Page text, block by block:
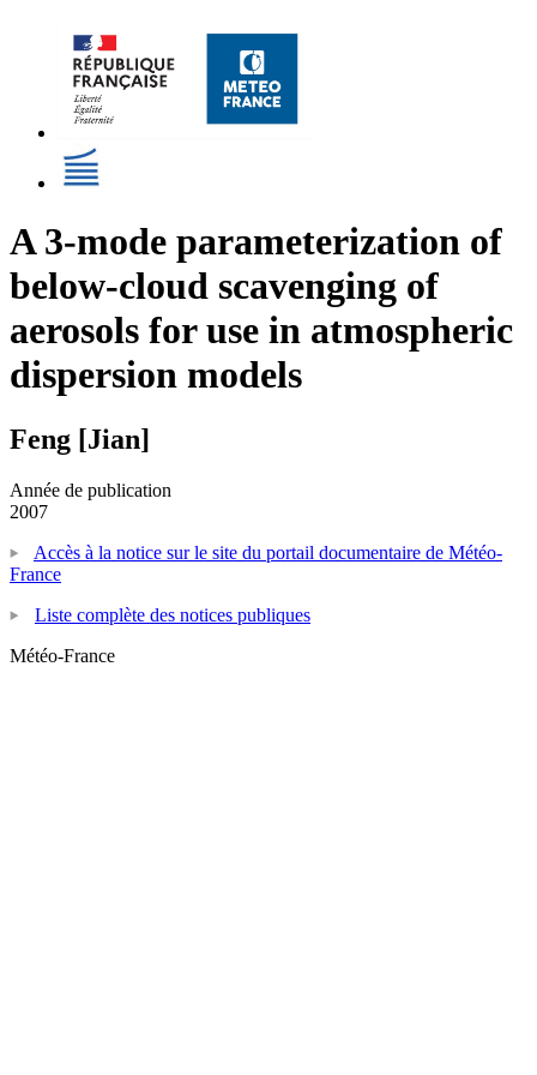
A 3-mode parameterization of
below-cloud scavenging of
aerosols for use in atmospheric
dispersion models
Feng [Jian]
Année de publication
2007
Accès à la notice sur le site du portail documentaire de Météo-
France
Liste complète des notices publiques
Météo-France